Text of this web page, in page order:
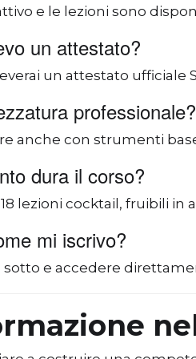
e le lezioni sono
un attestato?
un attestato ufficiale
professionale?
anche con strumenti
dura il corso?
lezioni cocktail, fruibili in
mi iscrivo?
e accedere